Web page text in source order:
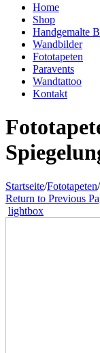
Home
Shop
Handgemalte
Wandbilder
Fototapeten
Paravents
Wandtattoo
Kontakt
Startseite/Fototapeten/
Return to Previous
lightbox